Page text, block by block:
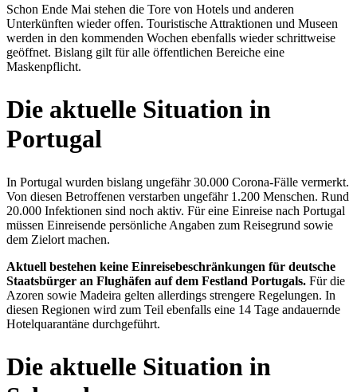
Schon Ende Mai stehen die Tore von Hotels und anderen
Unterkünften wieder offen. Touristische Attraktionen und Museen
werden in den kommenden Wochen ebenfalls wieder schrittweise
geöffnet. Bislang gilt für alle öffentlichen Bereiche eine
Maskenpflicht.
Die aktuelle Situation in
Portugal
In Portugal wurden bislang ungefähr 30.000 Corona-Fälle vermerkt.
Von diesen Betroffenen verstarben ungefähr 1.200 Menschen. Rund
20.000 Infektionen sind noch aktiv. Für eine Einreise nach Portugal
müssen Einreisende persönliche Angaben zum Reisegrund sowie
dem Zielort machen.
Aktuell bestehen keine Einreisebeschränkungen für deutsche
Staatsbürger an Flughäfen auf dem Festland Portugals. Für die
Azoren sowie Madeira gelten allerdings strengere Regelungen. In
diesen Regionen wird zum Teil ebenfalls eine 14 Tage andauernde
Hotelquarantäne durchgeführt.
Die aktuelle Situation in